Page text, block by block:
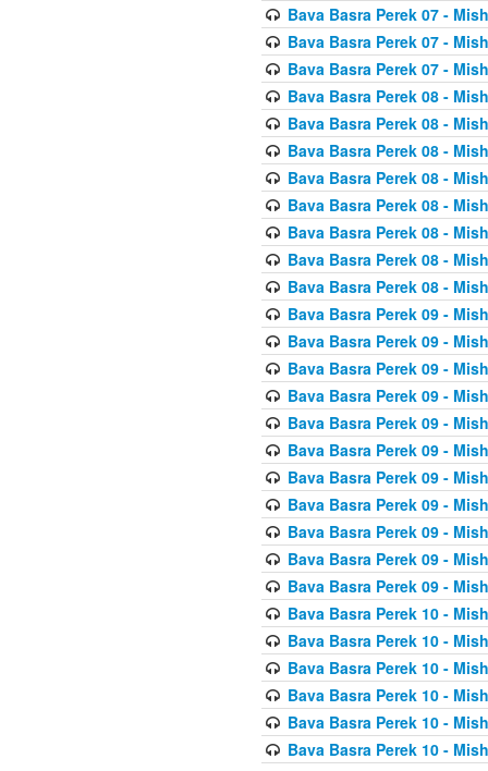
Bava Basra Perek 07 -
Bava Basra Perek 07 -
Bava Basra Perek 07 -
Bava Basra Perek 08 -
Bava Basra Perek 08 -
Bava Basra Perek 08 -
Bava Basra Perek 08 -
Bava Basra Perek 08 -
Bava Basra Perek 08 -
Bava Basra Perek 08 -
Bava Basra Perek 08 -
Bava Basra Perek 09 -
Bava Basra Perek 09 -
Bava Basra Perek 09 -
Bava Basra Perek 09 -
Bava Basra Perek 09 -
Bava Basra Perek 09 -
Bava Basra Perek 09 -
Bava Basra Perek 09 -
Bava Basra Perek 09 -
Bava Basra Perek 09 -
Bava Basra Perek 09 -
Bava Basra Perek 10 -
Bava Basra Perek 10 -
Bava Basra Perek 10 -
Bava Basra Perek 10 -
Bava Basra Perek 10 -
Bava Basra Perek 10 -